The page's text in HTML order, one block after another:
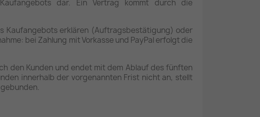
dar. Ein Vertrag kommt durch die
Kaufangebots erklären (Auftragsbestätigung) oder
bei Zahlung mit Vorkasse und PayPal erfolgt die
den Kunden und endet mit dem Ablauf des fünften
innerhalb der vorgenannten Frist nicht an, stellt